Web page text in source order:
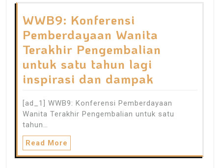
WWB9: Konferensi
Pemberdayaan Wanita
Terakhir Pengembalian
untuk satu tahun lagi
inspirasi dan dampak
[ad_1] WWB9: Konferensi Pemberdayaan
Wanita Terakhir Pengembalian untuk satu
tahun…
Read More